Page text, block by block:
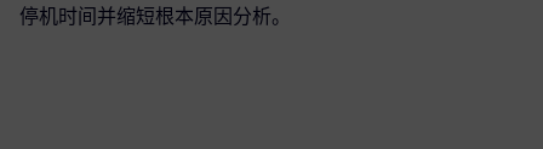
停机时间并缩短根本原因分析。